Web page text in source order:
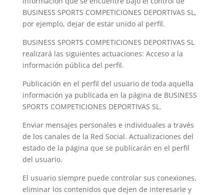
BUSINESS SPORTS COMPETICIONES DEPORTIVAS SL,
por ejemplo, dejar de estar unido al perfil.
BUSINESS SPORTS COMPETICIONES DEPORTIVAS SL
realizará las siguientes actuaciones: Acceso a la
información pública del perfil.
Publicación en el perfil del usuario de toda aquella
información ya publicada en la página de BUSINESS
SPORTS COMPETICIONES DEPORTIVAS SL.
Enviar mensajes personales e individuales a través
de los canales de la Red Social. Actualizaciones del
estado de la página que se publicarán en el perfil
del usuario.
El usuario siempre puede controlar sus conexiones,
eliminar los contenidos que dejen de interesarle y